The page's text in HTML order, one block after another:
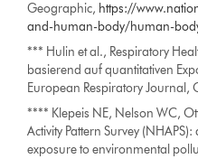
Geographic, https://
and-human-body/human-
*** Hulin et al., Respiratory
basierend auf quantitativen
European Respiratory Journal,
**** Klepeis NE, Nelson WC,
Activity Pattern Survey
exposure to environmental